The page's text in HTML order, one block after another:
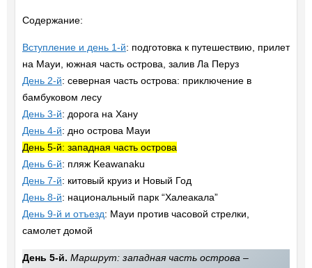
Содержание:
Вступление и день 1-й: подготовка к путешествию, прилет
на Мауи, южная часть острова, залив Ла Перуз
День 2-й: северная часть острова: приключение в
бамбуковом лесу
День 3-й: дорога на Хану
День 4-й: дно острова Мауи
День 5-й: западная часть острова
День 6-й: пляж Keawanaku
День 7-й: китовый круиз и Новый Год
День 8-й: национальный парк “Халеакала”
День 9-й и отъезд: Мауи против часовой стрелки,
самолет домой
День 5-й. Маршрут: западная часть острова –